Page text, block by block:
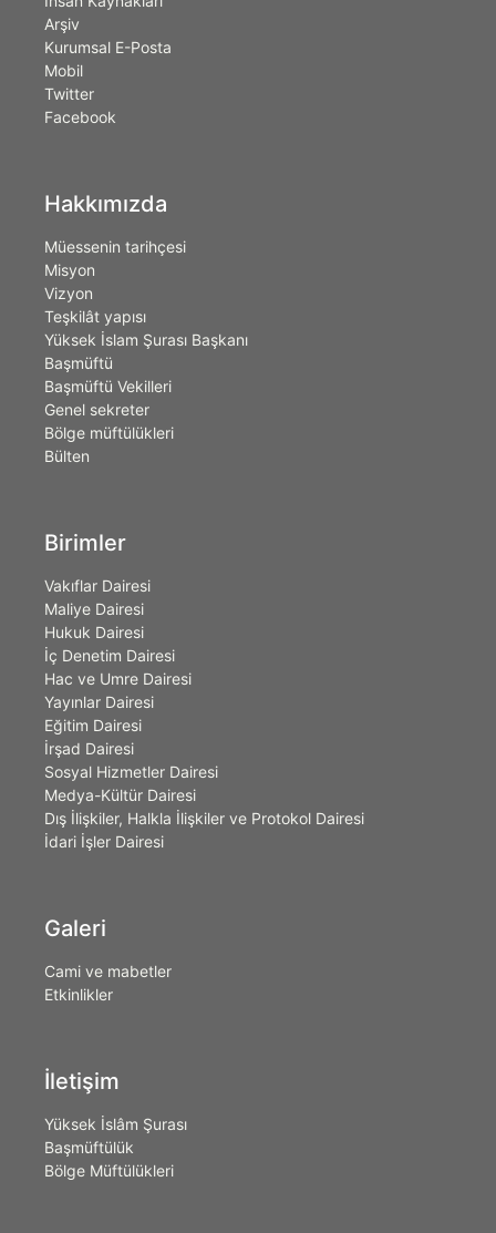
Arşiv
Kurumsal E-Posta
Mobil
Twitter
Facebook
Hakkımızda
Müessenin tarihçesi
Misyon
Vizyon
Teşkilât yapısı
Yüksek İslam Şurası Başkanı
Başmüftü
Başmüftü Vekilleri
Genel sekreter
Bölge müftülükleri
Bülten
Birimler
Vakıflar Dairesi
Maliye Dairesi
Hukuk Dairesi
İç Denetim Dairesi
Hac ve Umre Dairesi
Yayınlar Dairesi
Eğitim Dairesi
İrşad Dairesi
Sosyal Hizmetler Dairesi
Medya-Kültür Dairesi
Dış İlişkiler, Halkla İlişkiler ve Protokol Dairesi
İdari İşler Dairesi
Galeri
Cami ve mabetler
Etkinlikler
İletişim
Yüksek İslâm Şurası
Başmüftülük
Bölge Müftülükleri